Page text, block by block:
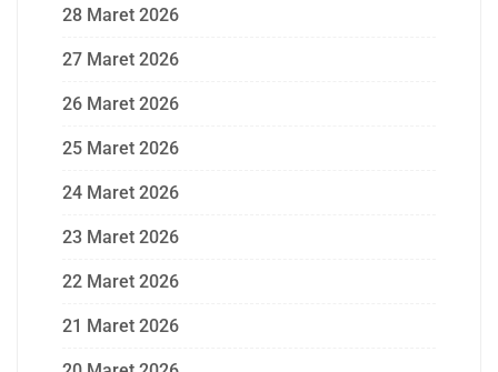
28 Maret 2026
27 Maret 2026
26 Maret 2026
25 Maret 2026
24 Maret 2026
23 Maret 2026
22 Maret 2026
21 Maret 2026